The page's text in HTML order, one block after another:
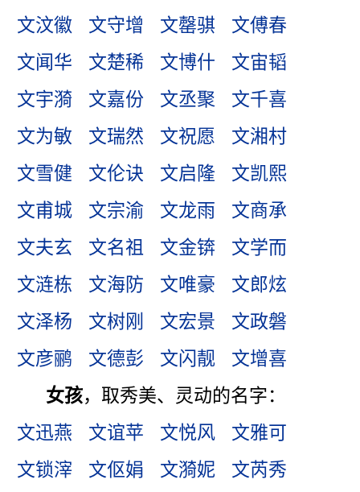
文汶徽
文守增 文罄骐
文傅春
文闻华
文楚稀 文博什
文宙韬
文宇漪
文嘉份 文丞聚
文千喜
文为敏
文瑞然 文祝愿
文湘村
文雪健
文伦诀 文启隆
文凯熙
文甫城
文宗渝 文龙雨
文商承
文夫玄
文名祖 文金锛
文学而
文涟栋
文海防 文唯豪
文郎炫
文泽杨
文树刚 文宏景
文政磐
文彦鹂
文德彭 文闪靓
文增喜
女孩，取秀美、灵动的名字：
文迅燕
文谊苹 文悦风
文雅可
文锁滓
文伛娟 文漪妮
文芮秀